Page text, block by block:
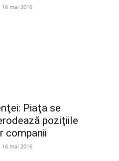
16 mai 2016
Piaţa se
poziţiile
companii
16 mai 2016